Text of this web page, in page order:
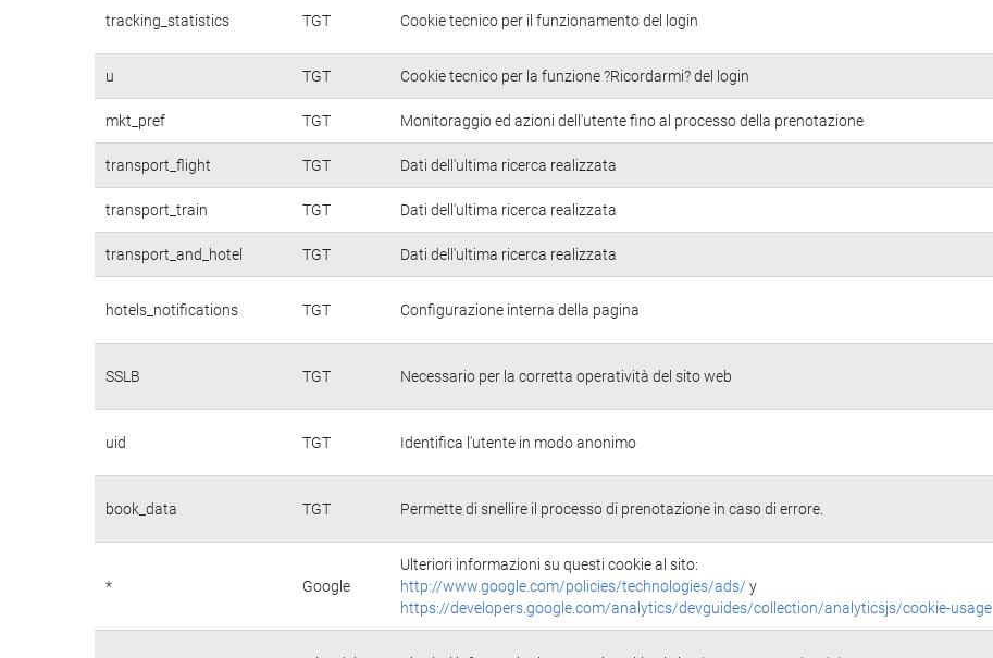
tracking_statistics TGT Cookie tecnico per il funzionamento del login
u TGT Cookie tecnico per la funzione ?Ricordarmi? del login
mkt_pref TGT Monitoraggio ed azioni dell'utente fino al processo della prenotazione
transport_flight TGT Dati dell'ultima ricerca realizzata
transport_train TGT Dati dell'ultima ricerca realizzata
transport_and_hotel TGT Dati dell'ultima ricerca realizzata
hotels_notifications TGT Configurazione interna della pagina
SSLB TGT Necessario per la corretta operatività del sito web
uid TGT Identifica l'utente in modo anonimo
book_data TGT Permette di snellire il processo di prenotazione in caso di errore.
* Google
Ulteriori informazioni su questi cookie al sito:
http://www.google.com/policies/technologies/ads/ y
https://developers.google.com/analytics/devguides/collection/analyticsjs/cookie-usage